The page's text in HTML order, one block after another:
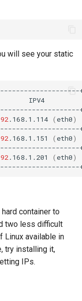
will see your static
IPV4
.168.1.114 ( eth0)
.168.1.151 ( eth0)
.168.1.201 ( eth0)
container to
two less difficult
Linux available in
try installing it,
IPs.